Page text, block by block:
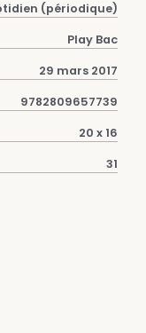
(périodique)
Play Bac
29 mars 2017
9782809657739
20 x 16
31